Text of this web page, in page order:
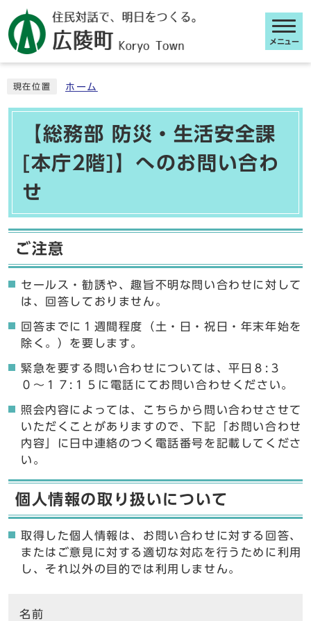
メニュー
現在位置 ホーム
【総務部 防災・生活安全課
[本庁2階]】へのお問い合わ
せ
ご注意
セールス・勧誘や、趣旨不明な問い合わせに対して
は、回答しておりません。
回答までに１週間程度（土・日・祝日・年末年始を
除く。）を要します。
緊急を要する問い合わせについては、平日８:３
０〜１７:１５に電話にてお問い合わせください。
照会内容によっては、こちらから問い合わせさせて
いただくことがありますので、下記「お問い合わせ
内容」に日中連絡のつく電話番号を記載してくださ
い。
個人情報の取り扱いについて
取得した個人情報は、お問い合わせに対する回答、
またはご意見に対する適切な対応を行うために利用
し、それ以外の目的では利用しません。
名前